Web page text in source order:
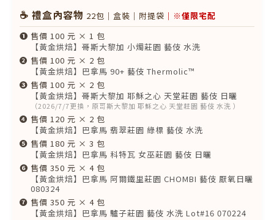
☕ 禮盒內容物 22包｜盒裝｜附提袋 ｜※僅限宅配
❶ 售價 100 元 × 1 包
【黃金烘焙】哥斯大黎加 小燭莊園 藝伎 水洗
❷ 售價 100 元 × 2 包
【黃金烘焙】巴拿馬 90+ 藝伎 Thermolic™
❸ 售價 100 元 × 2 包
【黃金烘焙】哥斯大黎加 耶穌之心 天堂莊園 藝伎 日曬
（2026/7/7更換，原哥斯大黎加 耶穌之心 天堂莊園 藝伎 水洗 ）
❹ 售價 120 元 × 2 包
【黃金烘焙】巴拿馬 翡翠莊園 綠標 藝伎 水洗
❺ 售價 180 元 × 3 包
【黃金烘焙】巴拿馬 科特瓦 女巫莊園 藝伎 日曬
❻ 售價 350 元 × 4 包
【黃金烘焙】巴拿馬 阿爾鐵里莊園 CHOMBI 藝伎 厭氧日曬
080324
❼ 售價 350 元 × 4 包
【黃金烘焙】巴拿馬 驢子莊園 藝伎 水洗 Lot#16 070224